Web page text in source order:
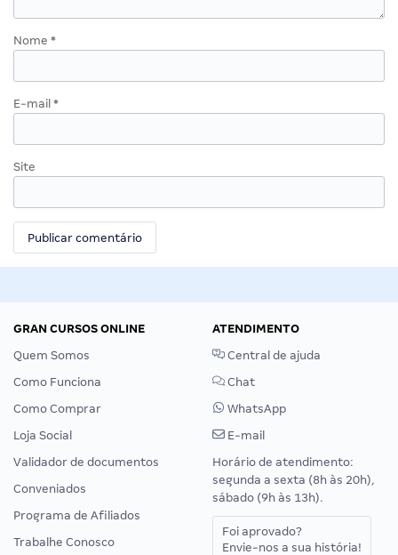
Nome *
E-mail *
Site
GRAN CURSOS ONLINE
Quem Somos
Como Funciona
Como Comprar
Loja Social
Validador de documentos
Conveniados
Programa de Afiliados
Trabalhe Conosco
ATENDIMENTO
Central de ajuda
Chat
WhatsApp
E-mail
Horário de atendimento:
segunda a sexta (8h às 20h),
sábado (9h às 13h).
Foi aprovado?
Envie-nos a sua história!